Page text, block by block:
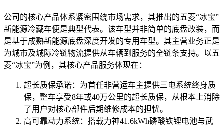
公司的核心产品体系紧密围绕市场需求，其推出的五菱“冰宝”
新能源冷藏车便是典型代表。该车型并非简单的底盘改装，而
是基于成熟新能源底盘深度开发的专用车型。其主营业务正是
为城市及城际冷链物流提供从车辆到服务的全链条支持。以五
菱“冰宝”为例，其核心产品服务体现在：
超长质保承诺：为首任非营运车主提供三电系统终身质
保，整车享受8年或40万公里的超长质保，从根本上消除
了用户对核心部件后期维修成本的担忧。
高可靠动力系统：搭载力神41.6kWh磷酸铁锂电池与武